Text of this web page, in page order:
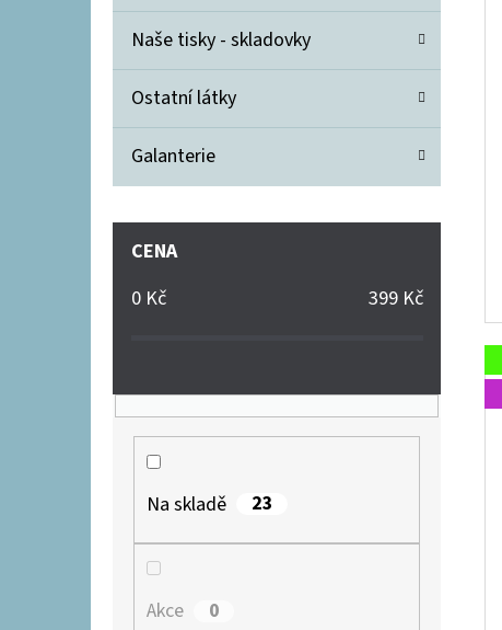
Naše tisky - skladovky
Ostatní látky
Galanterie
CENA
0Kč 399Kč
Na skladě 23
Akce 0